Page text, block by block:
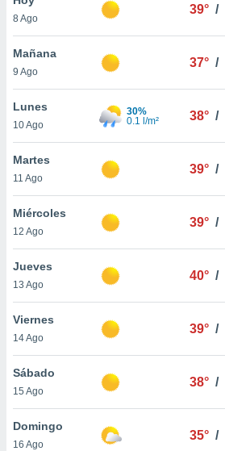
en
más
nuestra
de
cookies
aceptar
En
de que
8 Ago
39° /
Mañana
9 Ago
37° /
Lunes
10 Ago
30%
0.1 l/m²
38° /
Martes
11 Ago
39° /
Miércoles
12 Ago
39° /
Jueves
13 Ago
40° /
Viernes
14 Ago
39° /
Sábado
15 Ago
38° /
Domingo
16 Ago
35° /